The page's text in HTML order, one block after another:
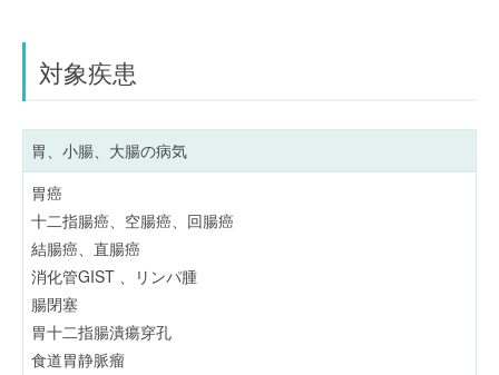
対象疾患
胃、小腸、大腸の病気
胃癌
十二指腸癌、空腸癌、回腸癌
結腸癌、直腸癌
消化管GIST 、リンパ腫
腸閉塞
胃十二指腸潰瘍穿孔
食道胃静脈瘤